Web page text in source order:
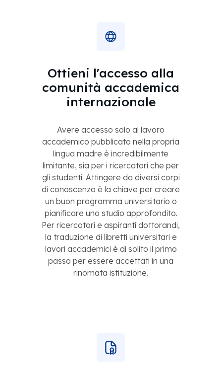
Ottieni l'accesso alla
comunità accademica
internazionale
Avere accesso solo al lavoro
accademico pubblicato nella propria
lingua madre è incredibilmente
limitante, sia per i ricercatori che per
gli studenti. Attingere da diversi corpi
di conoscenza è la chiave per creare
un buon programma universitario o
pianificare uno studio approfondito.
Per ricercatori e aspiranti dottorandi,
la traduzione di libretti universitari e
lavori accademici è di solito il primo
passo per essere accettati in una
rinomata istituzione.